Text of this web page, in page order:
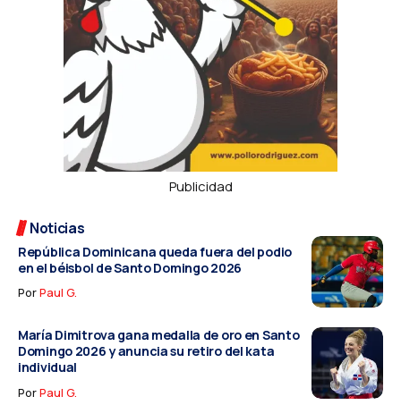
Publicidad
Noticias
República Dominicana queda fuera del podio
en el béisbol de Santo Domingo 2026
PorPaul G.
María Dimitrova gana medalla de oro en Santo
Domingo 2026 y anuncia su retiro del kata
individual
PorPaul G.